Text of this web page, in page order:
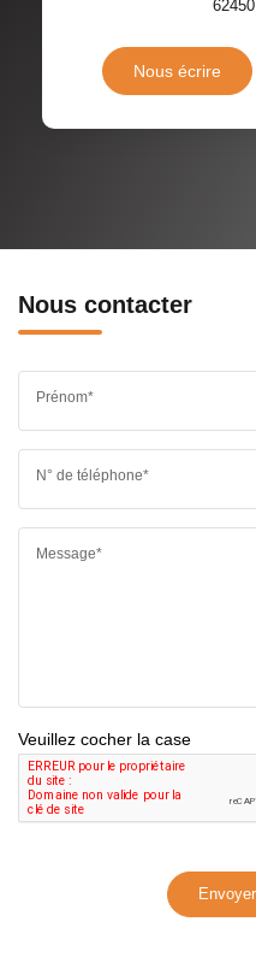
62450
Nous écrire
Nous contacter
Prénom*
N° de téléphone*
Message*
Veuillez cocher la case